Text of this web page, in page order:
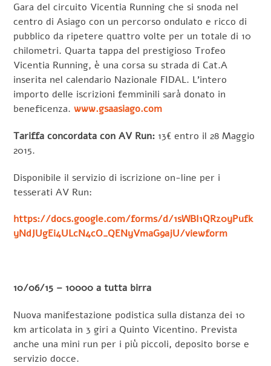
Gara del circuito Vicentia Running che si snoda nel
centro di Asiago con un percorso ondulato e ricco di
pubblico da ripetere quattro volte per un totale di 10
chilometri. Quarta tappa del prestigioso Trofeo
Vicentia Running, è una corsa su strada di Cat.A
inserita nel calendario Nazionale FIDAL. L’intero
importo delle iscrizioni femminili sarà donato in
beneficenza.www.gsaasiago.com
Tariffa concordata con AV Run: 13€ entro il 28 Maggio
2015.
Disponibile il servizio di iscrizione on-line per i
tesserati AV Run:
https://docs.google.com/forms/d/1sWBI1QRz0yPufk
yNdJUgEi4ULcN4cO_QENyVmaG9ajU/viewform
10/06/15 – 10000 a tutta birra
Nuova manifestazione podistica sulla distanza dei 10
km articolata in 3 giri a Quinto Vicentino. Prevista
anche una mini run per i più piccoli, deposito borse e
servizio docce.